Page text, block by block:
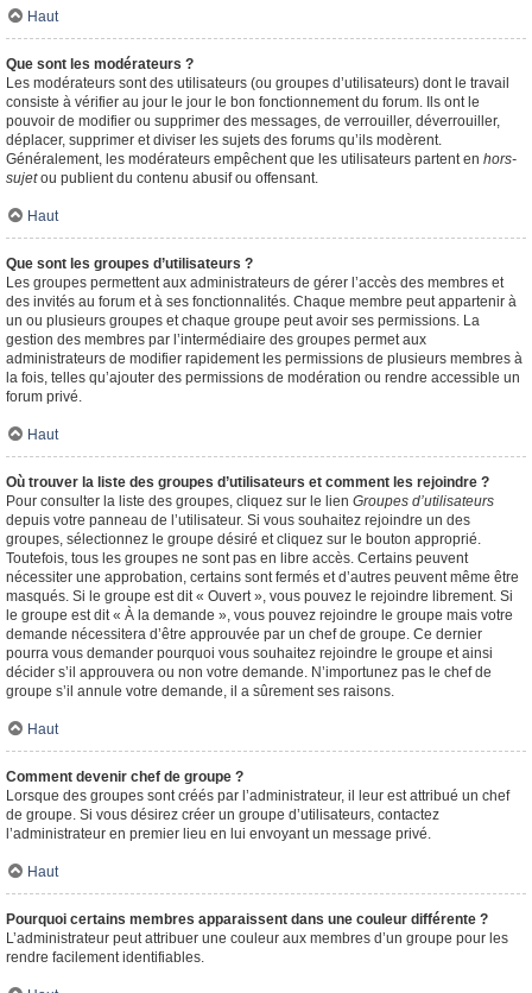
Haut
Que sont les modérateurs ?
Les modérateurs sont des utilisateurs (ou groupes d’utilisateurs) dont le travail
consiste à vérifier au jour le jour le bon fonctionnement du forum. Ils ont le
pouvoir de modifier ou supprimer des messages, de verrouiller, déverrouiller,
déplacer, supprimer et diviser les sujets des forums qu’ils modèrent.
Généralement, les modérateurs empêchent que les utilisateurs partent en hors-
sujetou publient du contenu abusif ou offensant.
Haut
Que sont les groupes d’utilisateurs ?
Les groupes permettent aux administrateurs de gérer l’accès des membres et
des invités au forum et à ses fonctionnalités. Chaque membre peut appartenir à
un ou plusieurs groupes et chaque groupe peut avoir ses permissions. La
gestion des membres par l’intermédiaire des groupes permet aux
administrateurs de modifier rapidement les permissions de plusieurs membres à
la fois, telles qu’ajouter des permissions de modération ou rendre accessible un
forum privé.
Haut
Où trouver la liste des groupes d’utilisateurs et comment les rejoindre ?
Pour consulter la liste des groupes, cliquez sur le lien Groupes d’utilisateurs
depuis votre panneau de l’utilisateur. Si vous souhaitez rejoindre un des
groupes, sélectionnez le groupe désiré et cliquez sur le bouton approprié.
Toutefois, tous les groupes ne sont pas en libre accès. Certains peuvent
nécessiter une approbation, certains sont fermés et d’autres peuvent même être
masqués. Si le groupe est dit « Ouvert », vous pouvez le rejoindre librement. Si
le groupe est dit « À la demande », vous pouvez rejoindre le groupe mais votre
demande nécessitera d’être approuvée par un chef de groupe. Ce dernier
pourra vous demander pourquoi vous souhaitez rejoindre le groupe et ainsi
décider s’il approuvera ou non votre demande. N’importunez pas le chef de
groupe s’il annule votre demande, il a sûrement ses raisons.
Haut
Comment devenir chef de groupe ?
Lorsque des groupes sont créés par l’administrateur, il leur est attribué un chef
de groupe. Si vous désirez créer un groupe d’utilisateurs, contactez
l’administrateur en premier lieu en lui envoyant un message privé.
Haut
Pourquoi certains membres apparaissent dans une couleur différente ?
L’administrateur peut attribuer une couleur aux membres d’un groupe pour les
rendre facilement identifiables.